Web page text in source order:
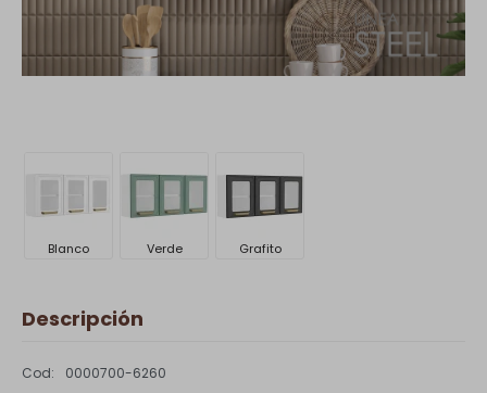
Blanco Verde Grafito
Descripción
0000700-6260